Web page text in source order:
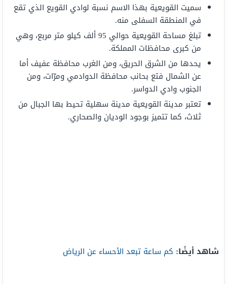
سميت القويعية بهذا الاسم نسبة لوادي القويع الذي تقع
في المنطقة السفلى منه.
تبلغ مساحة القويعية حوالي 95 ألف كيلو متر مربع، وهي
من كبرى محافظات المملكة.
يحدها من الشرق الحريق، ومن الغرب محافظة عفيف أما
عن الشمال فتع بحانب محافظة الدوادمي ومرّات، ومن
الجنوب وادي الدواسر.
تعتبر مدينة القويعية مدينة سهلية تحيط بها الجبال من
ثلاث، كما تتميز بوجود الوديان والصحاري.
شاهد أيضًا: كم ساعة تبعد الأحساء عن الرياض